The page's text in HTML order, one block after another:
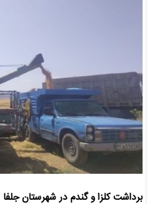
برداشت کلزا و گندم در شهرستان جلفا